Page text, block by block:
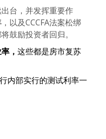
台，并发挥重要作
，以及CCCFA法案松绑
鼓励投资者回归。
， 这些都是房市复苏
内部实行的测试利率一